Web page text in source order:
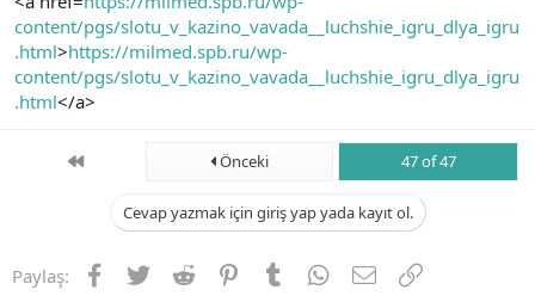
content/pgs/slotu_v_kazino_vavada__luchshie_igru_dlya_igru
.html>https://milmed.spb.ru/wp-
content/pgs/slotu_v_kazino_vavada__luchshie_igru_dlya_igru
.html</a>
First Önceki 47 of 47
Cevap yazmak için giriş yap yada kayıt ol.
Paylaş: Facebook
TwitterReddit PinterestTumblrWhatsApp
E-postaLink